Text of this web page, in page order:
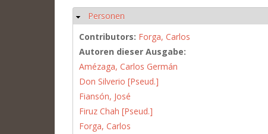
Hide
Personen
Contributors: Forga, Carlos
Autoren dieser Ausgabe:
Amézaga, Carlos Germán
Don Silverio [Pseud.]
Fiansón, José
Firuz Chah [Pseud.]
Forga, Carlos